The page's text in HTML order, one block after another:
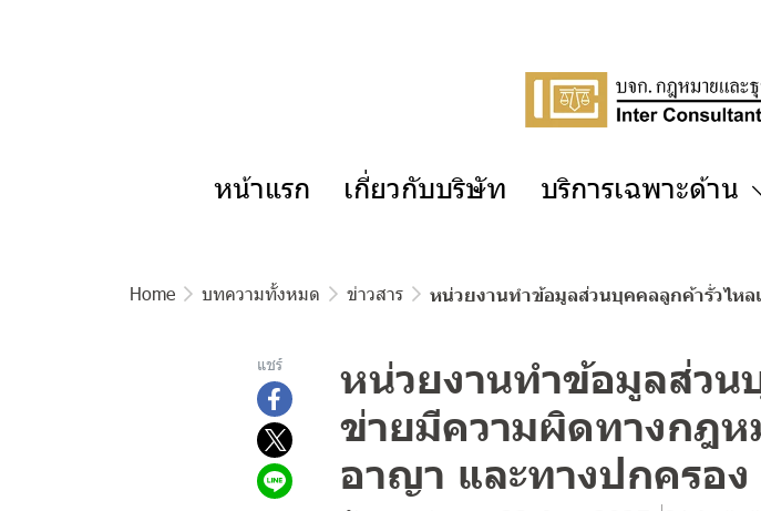
หน้าแรก เกี่ยวกับบริษัท บริการเฉพาะด้าน
Home บทความทั้งหมด ข่าวสาร หน่วยงานทำข้อมูลส่วนบุคคลลูกค้ารั่วไห
แชร์
หน่วยงานทำข้อมูลส่วน
ข่ายมีความผิดทางกฎห
อาญา และทางปกครอง